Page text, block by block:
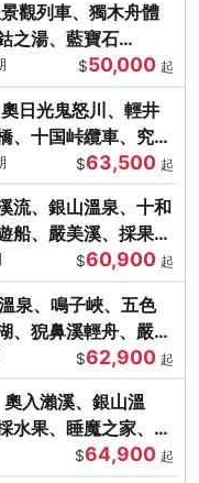
觀列車、獨木舟體
之湯、藍寶石
$50,000 起
日光鬼怒川、輕井
、十国峠纜車、究極
$63,500 起
流、銀山溫泉、十和
船、嚴美溪、採果烤
$60,900 起
泉、鳴子峽、五色
、猊鼻溪輕舟、嚴美
$62,900 起
入瀨溪、銀山溫
水果、睡魔之家、法
$64,900 起